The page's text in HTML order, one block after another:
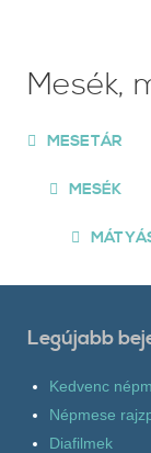
Mesék,
MESETÁR
MESÉK
Legújabb
Kedvenc
Népmese
Diafilmek